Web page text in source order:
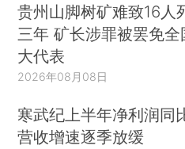
贵州山脚树矿难致16人
三年 矿长涉罪被罢免全
大代表
2026年08月08日
寒武纪上半年净利润同
营收增速逐季放缓